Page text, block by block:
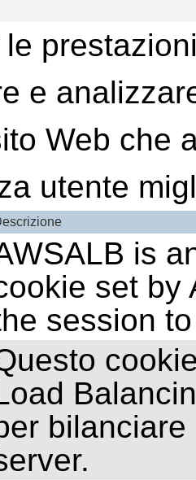
e
Web che
utente
is
set by
session